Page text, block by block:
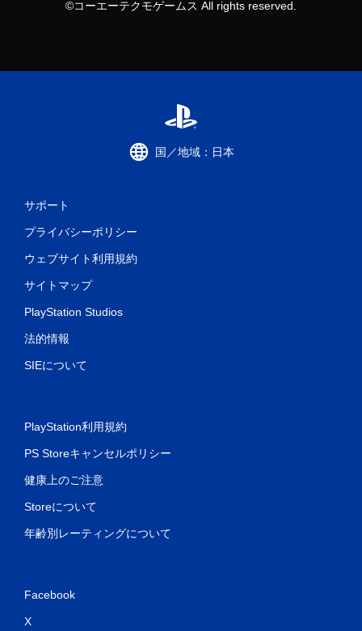
©コーエーテクモゲームス All rights reserved.
国／地域：日本
サポート
プライバシーポリシー
ウェブサイト利用規約
サイトマップ
PlayStation Studios
法的情報
SIEについて
PlayStation利用規約
PS Storeキャンセルポリシー
健康上のご注意
Storeについて
年齢別レーティングについて
Facebook
X